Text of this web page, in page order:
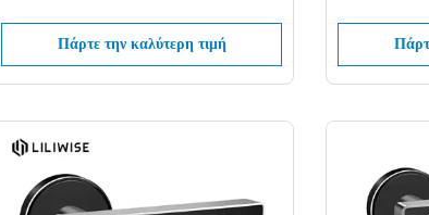
Πάρτε την καλύτερη τιμή